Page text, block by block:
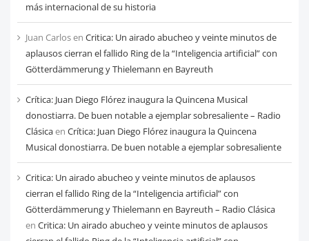
más internacional de su historia
Juan Carlosen Critica: Un airado abucheo y veinte minutos de
aplausos cierran el fallido Ring de la “Inteligencia artificial” con
Götterdämmerung y Thielemann en Bayreuth
Crítica: Juan Diego Flórez inaugura la Quincena Musical
donostiarra. De buen notable a ejemplar sobresaliente – Radio
Clásicaen Crítica: Juan Diego Flórez inaugura la Quincena
Musical donostiarra. De buen notable a ejemplar sobresaliente
Critica: Un airado abucheo y veinte minutos de aplausos
cierran el fallido Ring de la “Inteligencia artificial” con
Götterdämmerung y Thielemann en Bayreuth – Radio Clásica
en Critica: Un airado abucheo y veinte minutos de aplausos